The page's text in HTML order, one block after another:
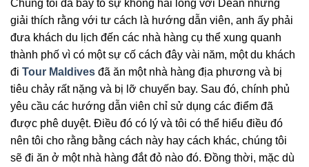
Chúng tôi đã bày tỏ sự không hài lòng với Dean nhưng
giải thích rằng với tư cách là hướng dẫn viên, anh ấy phải
đưa khách du lịch đến các nhà hàng cụ thể xung quanh
thành phố vì có một sự cố cách đây vài năm, một du khách
đi Tour Maldives đã ăn một nhà hàng địa phương và bị
tiêu chảy rất nặng và bị lỡ chuyến bay. Sau đó, chính phủ
yêu cầu các hướng dẫn viên chỉ sử dụng các điểm đã
được phê duyệt. Điều đó có lý và tôi có thể hiểu điều đó
nên tôi cho rằng bằng cách này hay cách khác, chúng tôi
sẽ đi ăn ở một nhà hàng đắt đỏ nào đó. Đồng thời, mặc dù